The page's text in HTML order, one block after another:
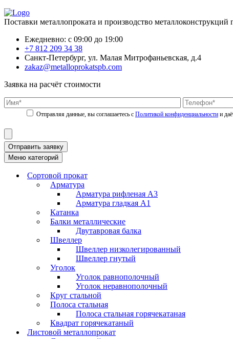
Поставки металлопроката и производство металлоконструкций
Ежедневно: с 09:00 до 19:00
+7 812 209 34 38
Санкт-Петербург, ул. Малая Митрофаньевская, д.4
zakaz@metalloprokatspb.com
Заявка на расчёт стоимости
Политикой конфиденциальности
Отправить заявку
Меню категорий
Сортовой прокат
Арматура
Арматура рифленая А3
Арматура гладкая А1
Катанка
Балки металлические
Двутавровая балка
Швеллер
Швеллер низколегированный
Швеллер гнутый
Уголок
Уголок равнополочный
Уголок неравнополочный
Круг стальной
Полоса стальная
Полоса стальная горячекатаная
Квадрат горячекатаный
Листовой металлопрокат